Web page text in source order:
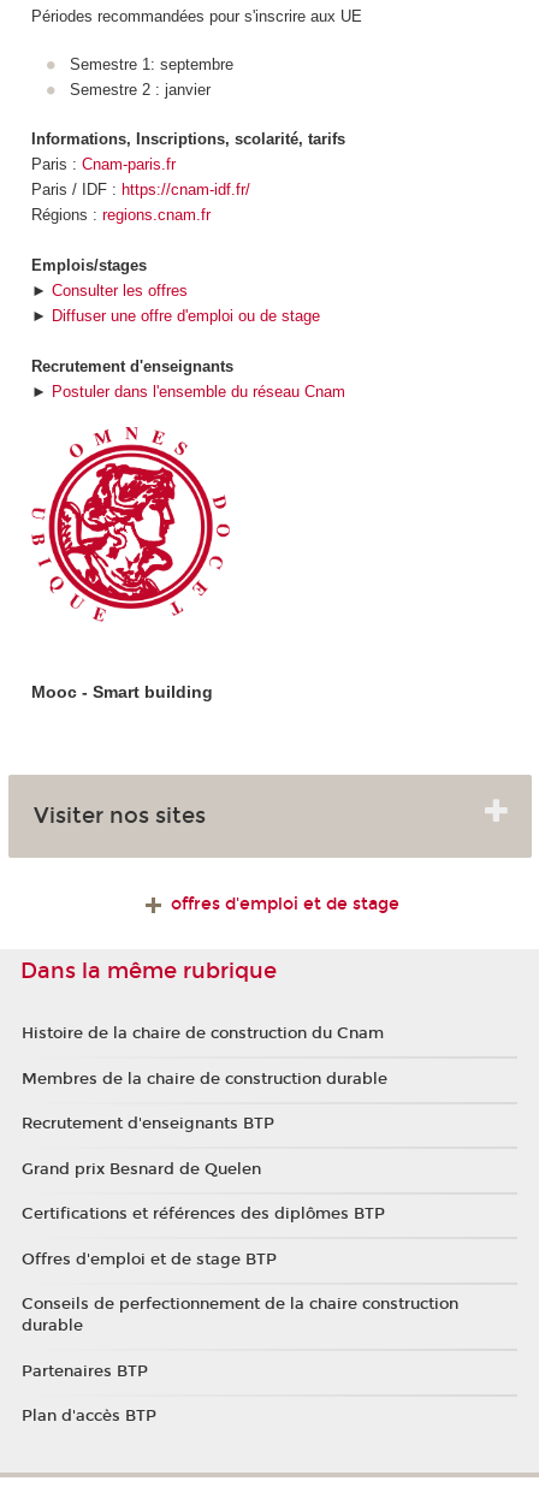
Périodes recommandées pour s'inscrire aux UE
Semestre 1: septembre
Semestre 2 : janvier
Informations, Inscriptions, scolarité, tarifs
Paris : Cnam-paris.fr
Paris / IDF : https://cnam-idf.fr/
Régions : regions.cnam.fr
Emplois/stages
► Consulter les offres
► Diffuser une offre d'emploi ou de stage
Recrutement d'enseignants
► Postuler dans l'ensemble du réseau Cnam
Mooc - Smart building
Visiter nos sites
offres d'emploi et de stage
Dans la même rubrique
Histoire de la chaire de construction du Cnam
Membres de la chaire de construction durable
Recrutement d'enseignants BTP
Grand prix Besnard de Quelen
Certifications et références des diplômes BTP
Offres d'emploi et de stage BTP
Conseils de perfectionnement de la chaire construction
durable
Partenaires BTP
Plan d'accès BTP